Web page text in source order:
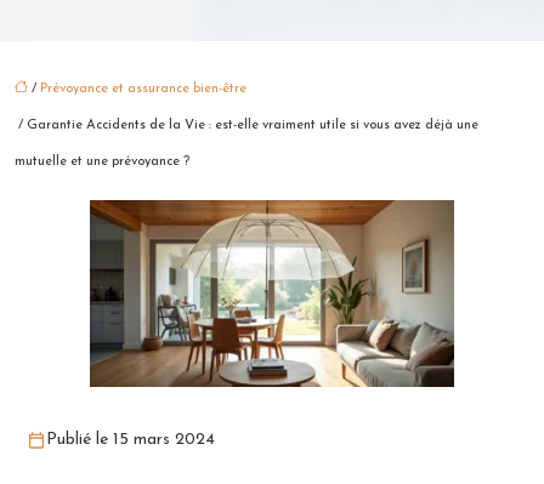
/ Prévoyance et assurance bien-être
/ Garantie Accidents de la Vie : est-elle vraiment utile si vous avez déjà une
mutuelle et une prévoyance ?
Publié le 15 mars 2024